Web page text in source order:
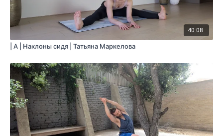
40:08
| A | Наклоны сидя | Татьяна Маркелова